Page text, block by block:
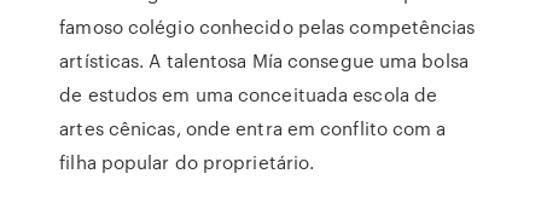
famoso colégio conhecido pelas competências
artísticas. A talentosa Mía consegue uma bolsa
de estudos em uma conceituada escola de
artes cênicas, onde entra em conflito com a
filha popular do proprietário.